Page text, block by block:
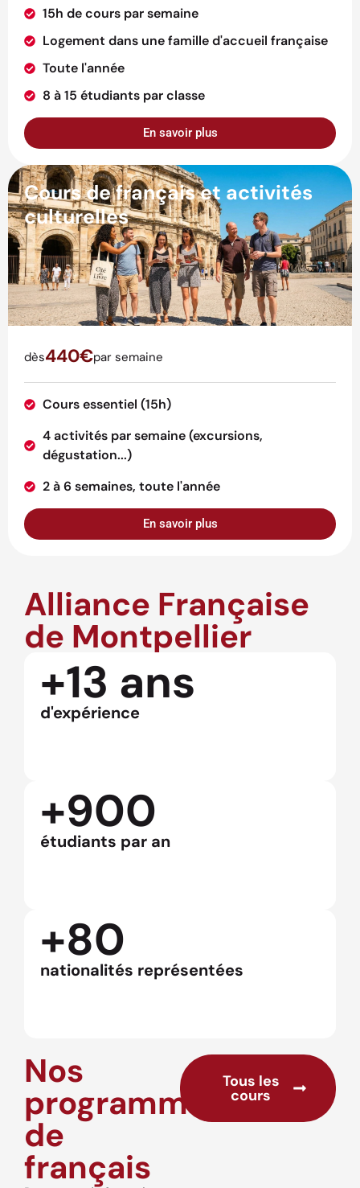
15h de cours par semaine
Logement dans une famille d'accueil française
Toute l'année
8 à 15 étudiants par classe
En savoir plus
Cours de français et activités
culturelles
dès440€par semaine
Cours essentiel (15h)
4 activités par semaine (excursions,
dégustation...)
2 à 6 semaines, toute l'année
En savoir plus
Alliance Française
de Montpellier
+13 ans
d'expérience
+900
étudiants par an
+80
nationalités représentées
Nos
programmes
de
français
Tous les
cours